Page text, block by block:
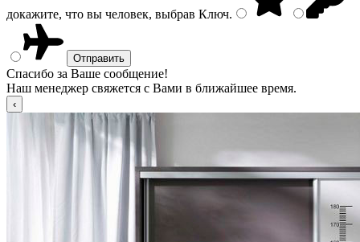
докажите, что вы человек, выбрав Ключ.
Спасибо за Ваше сообщение!
Наш менеджер свяжется с Вами в ближайшее время.